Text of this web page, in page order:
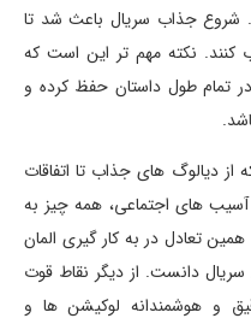
شروع جذاب سریال باعث شد تا
کنند. نکته مهم تر این است که
تمام طول داستان حفظ کرده و
دیالوگ های جذاب تا اتفاقات
های اجتماعی، همه چیز به
تعادل در به کار گیری المان
دانست. از دیگر نقاط قوت
و هوشمندانه لوکیشن ها و